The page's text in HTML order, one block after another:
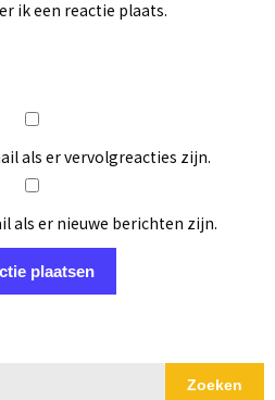
ik een reactie plaats.
als er vervolgreacties zijn.
als er nieuwe berichten zijn.
Zoeken